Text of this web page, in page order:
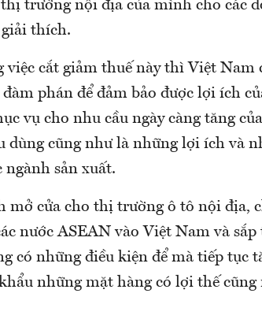
trường nội địa của mình cho các
thích.
việc cắt giảm thuế này thì Việt Nam
phán để đảm bảo được lợi ích
vụ cho nhu cầu ngày càng tăng
dùng cũng như là những lợi ích và
ngành sản xuất.
mở cửa cho thị trường ô tô nội địa,
nước ASEAN vào Việt Nam và
có những điều kiện để mà tiếp tục
những mặt hàng có lợi thế cũng